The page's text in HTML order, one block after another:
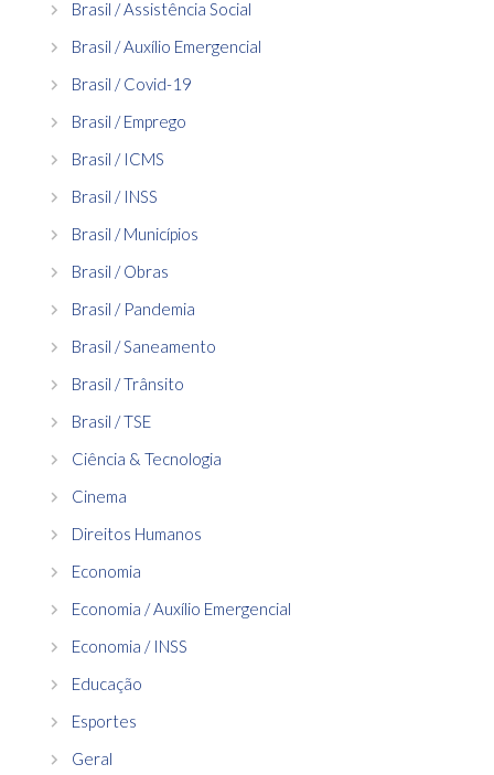
Brasil / Assistência Social
Brasil / Auxílio Emergencial
Brasil / Covid-19
Brasil / Emprego
Brasil / ICMS
Brasil / INSS
Brasil / Municípios
Brasil / Obras
Brasil / Pandemia
Brasil / Saneamento
Brasil / Trânsito
Brasil / TSE
Ciência & Tecnologia
Cinema
Direitos Humanos
Economia
Economia / Auxílio Emergencial
Economia / INSS
Educação
Esportes
Geral